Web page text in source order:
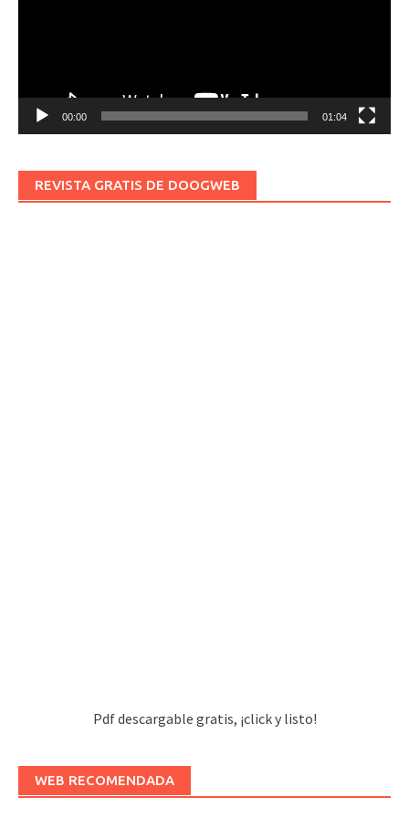
00:00 01:04
REVISTA GRATIS DE DOOGWEB
Pdf descargable gratis, ¡click y listo!
WEB RECOMENDADA